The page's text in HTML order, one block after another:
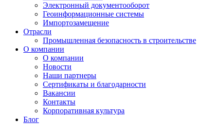
Электронный документооборот
Геоинформационные системы
Импортозамещение
Отрасли
Промышленная безопасность в строительстве
О компании
О компании
Новости
Наши партнеры
Сертификаты и благодарности
Вакансии
Контакты
Корпоративная культура
Блог